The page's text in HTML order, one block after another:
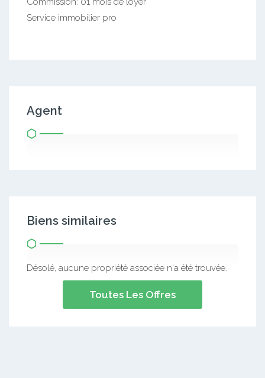
Service immobilier pro
Agent
Biens similaires
Désolé, aucune propriété associée n'a été trouvée.
Toutes Les Offres